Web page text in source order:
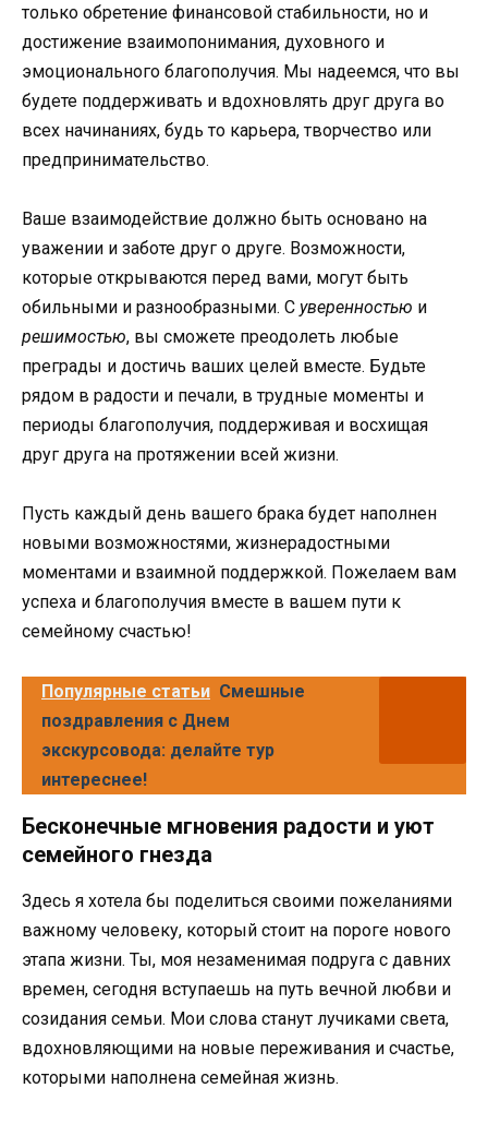
только обретение финансовой стабильности, но и
достижение взаимопонимания, духовного и
эмоционального благополучия. Мы надеемся, что вы
будете поддерживать и вдохновлять друг друга во
всех начинаниях, будь то карьера, творчество или
предпринимательство.
Ваше взаимодействие должно быть основано на
уважении и заботе друг о друге. Возможности,
которые открываются перед вами, могут быть
обильными и разнообразными. С уверенностью и
решимостью, вы сможете преодолеть любые
преграды и достичь ваших целей вместе. Будьте
рядом в радости и печали, в трудные моменты и
периоды благополучия, поддерживая и восхищая
друг друга на протяжении всей жизни.
Пусть каждый день вашего брака будет наполнен
новыми возможностями, жизнерадостными
моментами и взаимной поддержкой. Пожелаем вам
успеха и благополучия вместе в вашем пути к
семейному счастью!
Популярные статьи Смешные
поздравления с Днем
экскурсовода: делайте тур
интереснее!
Бесконечные мгновения радости и уют
семейного гнезда
Здесь я хотела бы поделиться своими пожеланиями
важному человеку, который стоит на пороге нового
этапа жизни. Ты, моя незаменимая подруга с давних
времен, сегодня вступаешь на путь вечной любви и
созидания семьи. Мои слова станут лучиками света,
вдохновляющими на новые переживания и счастье,
которыми наполнена семейная жизнь.